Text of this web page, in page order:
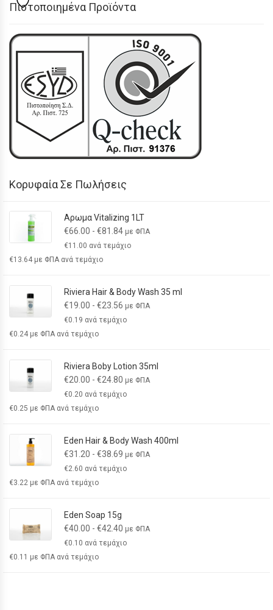
Πιστοποιημένα Προϊόντα
Κορυφαία Σε Πωλήσεις
Αρωμα Vitalizing 1LT
€66.00 - €81.84 με ΦΠΑ
€11.00 ανά τεμάχιο
€13.64 με ΦΠΑ ανά τεμάχιο
Riviera Hair & Body Wash 35 ml
€19.00 - €23.56 με ΦΠΑ
€0.19 ανά τεμάχιο
€0.24 με ΦΠΑ ανά τεμάχιο
Riviera Boby Lotion 35ml
€20.00 - €24.80 με ΦΠΑ
€0.20 ανά τεμάχιο
€0.25 με ΦΠΑ ανά τεμάχιο
Eden Hair & Body Wash 400ml
€31.20 - €38.69 με ΦΠΑ
€2.60 ανά τεμάχιο
€3.22 με ΦΠΑ ανά τεμάχιο
Eden Soap 15g
€40.00 - €42.40 με ΦΠΑ
€0.10 ανά τεμάχιο
€0.11 με ΦΠΑ ανά τεμάχιο